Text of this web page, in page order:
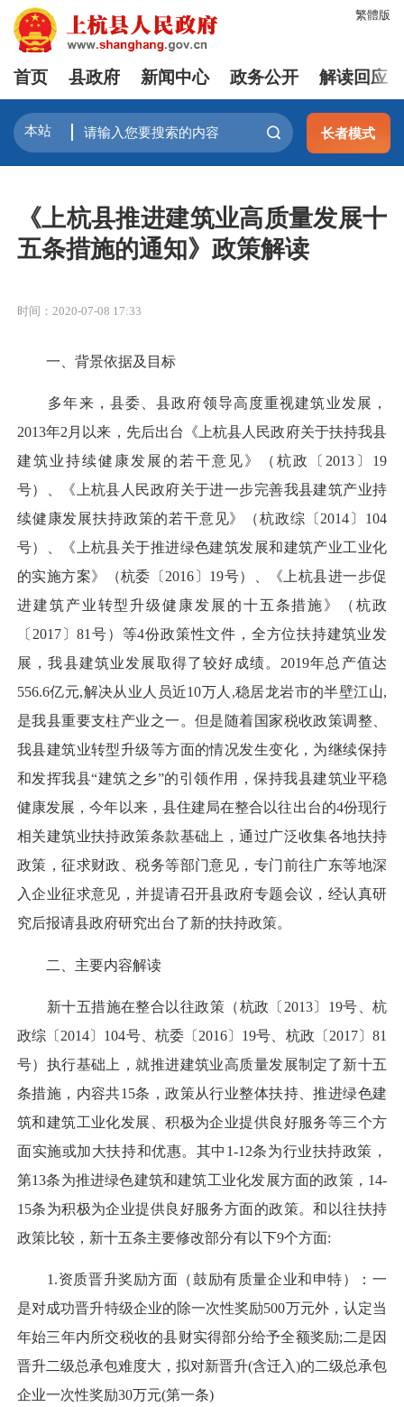
繁體版
首页 县政府 新闻中心 政务公开 解读回应
长者模式
《上杭县推进建筑业高质量发展十
五条措施的通知》政策解读
时间：2020-07-08 17:33
一、背景依据及目标
多年来，县委、县政府领导高度重视建筑业发展，
2013年2月以来，先后出台《上杭县人民政府关于扶持我县
建筑业持续健康发展的若干意见》（杭政〔2013〕19
号）、《上杭县人民政府关于进一步完善我县建筑产业持
续健康发展扶持政策的若干意见》（杭政综〔2014〕104
号）、《上杭县关于推进绿色建筑发展和建筑产业工业化
的实施方案》（杭委〔2016〕19号）、《上杭县进一步促
进建筑产业转型升级健康发展的十五条措施》（杭政
〔2017〕81号）等4份政策性文件，全方位扶持建筑业发
展，我县建筑业发展取得了较好成绩。2019年总产值达
556.6亿元,解决从业人员近10万人,稳居龙岩市的半壁江山,
是我县重要支柱产业之一。但是随着国家税收政策调整、
我县建筑业转型升级等方面的情况发生变化，为继续保持
和发挥我县“建筑之乡”的引领作用，保持我县建筑业平稳
健康发展，今年以来，县住建局在整合以往出台的4份现行
相关建筑业扶持政策条款基础上，通过广泛收集各地扶持
政策，征求财政、税务等部门意见，专门前往广东等地深
入企业征求意见，并提请召开县政府专题会议，经认真研
究后报请县政府研究出台了新的扶持政策。
二、主要内容解读
新十五措施在整合以往政策（杭政〔2013〕19号、杭
政综〔2014〕104号、杭委〔2016〕19号、杭政〔2017〕81
号）执行基础上，就推进建筑业高质量发展制定了新十五
条措施，内容共15条，政策从行业整体扶持、推进绿色建
筑和建筑工业化发展、积极为企业提供良好服务等三个方
面实施或加大扶持和优惠。其中1-12条为行业扶持政策，
第13条为推进绿色建筑和建筑工业化发展方面的政策，14-
15条为积极为企业提供良好服务方面的政策。和以往扶持
政策比较，新十五条主要修改部分有以下9个方面:
1.资质晋升奖励方面（鼓励有质量企业和申特）：一
是对成功晋升特级企业的除一次性奖励500万元外，认定当
年始三年内所交税收的县财实得部分给予全额奖励;二是因
晋升二级总承包难度大，拟对新晋升(含迁入)的二级总承包
企业一次性奖励30万元(第一条)